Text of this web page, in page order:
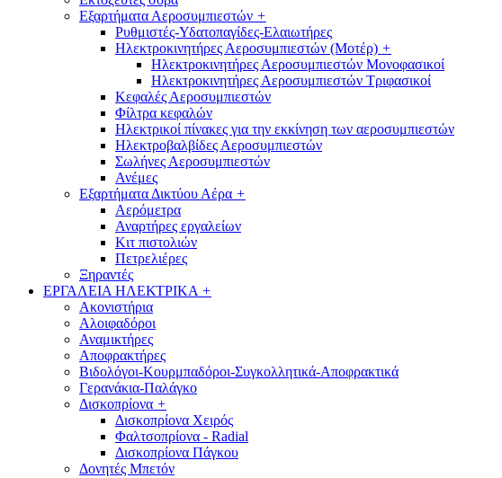
Εξαρτήματα Αεροσυμπιεστών +
Ρυθμιστές-Υδατοπαγίδες-Ελαιωτήρες
Ηλεκτροκινητήρες Αεροσυμπιεστών (Μοτέρ) +
Ηλεκτροκινητήρες Αεροσυμπιεστών Μονοφασικοί
Ηλεκτροκινητήρες Αεροσυμπιεστών Τριφασικοί
Κεφαλές Αεροσυμπιεστών
Φίλτρα κεφαλών
Ηλεκτρικοί πίνακες για την εκκίνηση των αεροσυμπιεστών
Ηλεκτροβαλβίδες Αεροσυμπιεστών
Σωλήνες Αεροσυμπιεστών
Ανέμες
Εξαρτήματα Δικτύου Αέρα +
Αερόμετρα
Αναρτήρες εργαλείων
Κιτ πιστολιών
Πετρελιέρες
Ξηραντές
ΕΡΓΑΛΕΙΑ ΗΛΕΚΤΡΙΚΑ +
Ακονιστήρια
Αλοιφαδόροι
Αναμικτήρες
Αποφρακτήρες
Βιδολόγοι-Κουρμπαδόροι-Συγκολλητικά-Αποφρακτικά
Γερανάκια-Παλάγκο
Δισκοπρίονα +
Δισκοπρίονα Χειρός
Φαλτσοπρίονα - Radial
Δισκοπρίονα Πάγκου
Δονητές Μπετόν